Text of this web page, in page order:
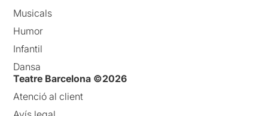
Musicals
Humor
Infantil
Dansa
Teatre Barcelona ©2026
Atenció al client